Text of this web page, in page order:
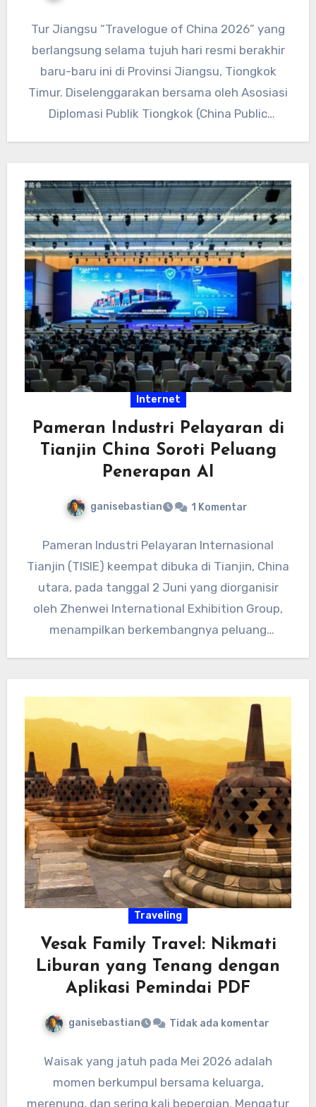
Tur Jiangsu “Travelogue of China 2026” yang
berlangsung selama tujuh hari resmi berakhir
baru-baru ini di Provinsi Jiangsu, Tiongkok
Timur. Diselenggarakan bersama oleh Asosiasi
Diplomasi Publik Tiongkok (China Public
Internet
Pameran Industri Pelayaran di
Tianjin China Soroti Peluang
Penerapan AI
ganisebastian 1 Komentar
Pameran Industri Pelayaran Internasional
Tianjin (TISIE) keempat dibuka di Tianjin, China
utara, pada tanggal 2 Juni yang diorganisir
oleh Zhenwei International Exhibition Group,
menampilkan berkembangnya peluang
Traveling
Vesak Family Travel: Nikmati
Liburan yang Tenang dengan
Aplikasi Pemindai PDF
ganisebastian Tidak ada komentar
Waisak yang jatuh pada Mei 2026 adalah
momen berkumpul bersama keluarga,
merenung, dan sering kali bepergian. Mengatur